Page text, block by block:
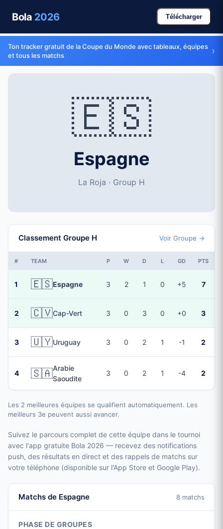
Bola 2026 Télécharger
Ton tracker gratuit de la Coupe du Monde avec tableaux, équipes
et tous les matchs
›
🇪🇸
Espagne
La Roja · Group H
Classement Groupe H Voir Groupe →
# TEAM P W D L GD PTS
1 🇪🇸Espagne 3 2 1 0 +5 7
2 🇨🇻Cap-Vert 3 0 3 0 +0 3
3 🇺🇾Uruguay 3 0 2 1 -1 2
4 🇸🇦Arabie
Saoudite
3 0 2 1 -4 2
Les 2 meilleures équipes se qualifient automatiquement. Les
meilleurs 3e peuvent aussi avancer.
Suivez le parcours complet de cette équipe dans le tournoi
avec l'app gratuite Bola 2026 — recevez des notifications
push, des résultats en direct et des rappels de matchs sur
votre téléphone (disponible sur l'App Store et Google Play).
Matchs de Espagne 8 matchs
PHASE DE GROUPES